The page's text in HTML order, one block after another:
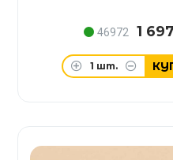
46972 1
1 шт.